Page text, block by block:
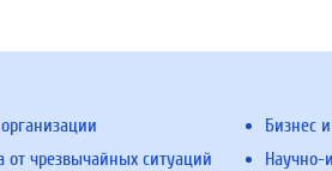
от чрезвычайных ситуаций
Бизнес
Научно-